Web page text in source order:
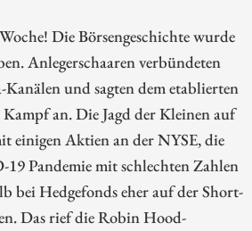
Die Börsengeschichte wurde
Anlegerschaaren verbündeten
und sagten dem etablierten
an. Die Jagd der Kleinen auf
einigen Aktien an der NYSE, die
Pandemie mit schlechten Zahlen
bei Hedgefonds eher auf der Short-
Das rief die Robin Hood-